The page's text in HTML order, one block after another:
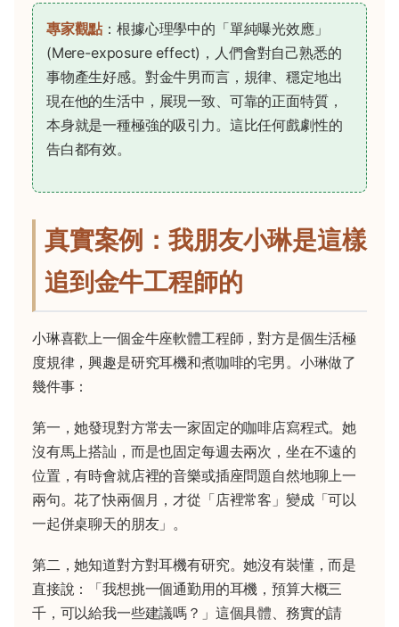
專家觀點 ：根據心理學中的「單純曝光效應」
(Mere-exposure effect)，人們會對自己熟悉的
事物產生好感。對金牛男而言，規律、穩定地出
現在他的生活中，展現一致、可靠的正面特質，
本身就是一種極強的吸引力。這比任何戲劇性的
告白都有效。
真實案例：我朋友小琳是這樣
追到金牛工程師的
小琳喜歡上一個金牛座軟體工程師，對方是個生活極
度規律，興趣是研究耳機和煮咖啡的宅男。小琳做了
幾件事：
第一，她發現對方常去一家固定的咖啡店寫程式。她
沒有馬上搭訕，而是也固定每週去兩次，坐在不遠的
位置，有時會就店裡的音樂或插座問題自然地聊上一
兩句。花了快兩個月，才從「店裡常客」變成「可以
一起併桌聊天的朋友」。
第二，她知道對方對耳機有研究。她沒有裝懂，而是
直接說：「我想挑一個通勤用的耳機，預算大概三
千，可以給我一些建議嗎？」這個具體、務實的請